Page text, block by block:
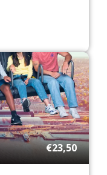
€23,50